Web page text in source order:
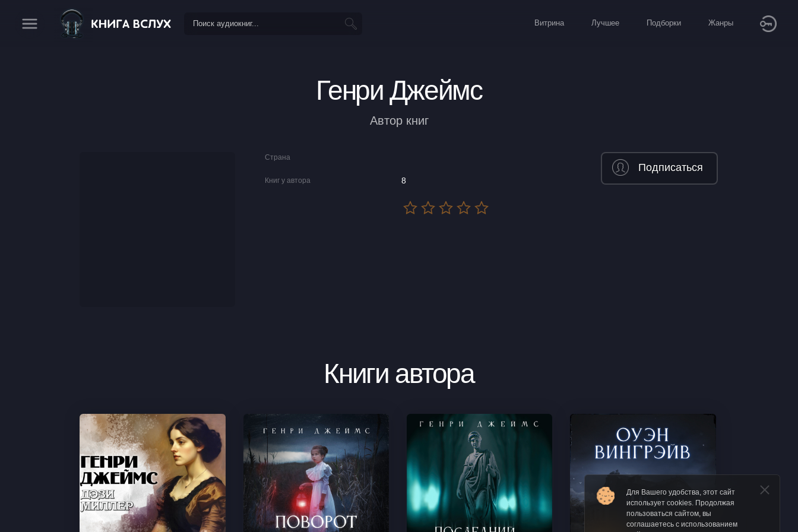
Витрина Лучшее Подборки Жанры
Генри Джеймс
Автор книг
Страна
Книг у автора 8
Подписаться
Книги автора
Для Вашего удобства, этот сайт
использует cookies. Продолжая
пользоваться сайтом, вы
соглашаетесь с использованием